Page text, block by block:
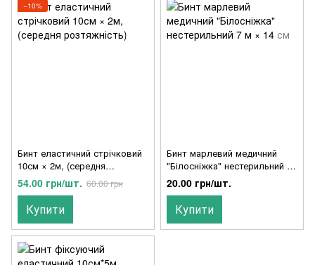
−10%
Бинт еластичний стрічковий
10см × 2м, (середня
розтяжність)
54.00 грн/шт. 60.00 грн
Купити
Бинт марлевий медичний
"Білосніжка" нестерильний 7
м × 14 см
20.00 грн/шт.
Купити